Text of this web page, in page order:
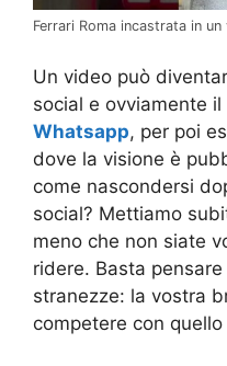
Ferrari Roma incastrata in
Un video può
social e ovviamente
Whatsapp, per poi
dove la visione è
come nascondersi
social? Mettiamo
meno che non siate
ridere. Basta
stranezze: la vostra
competere con quello